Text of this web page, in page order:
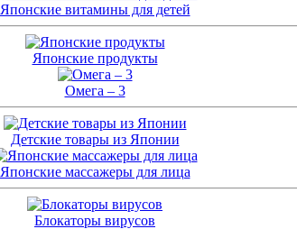
Японские витамины для детей
Японские продукты
Омега – 3
Детские товары из Японии
Японские массажеры для лица
Блокаторы вирусов